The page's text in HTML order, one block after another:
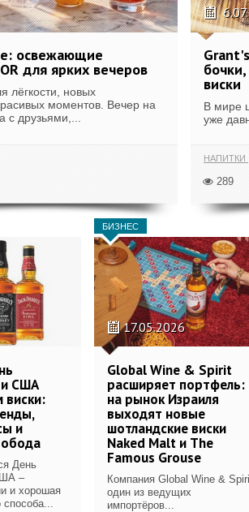
освежающие
для ярких вечеров
лёгкости, новых
моментов. Вечер на
с друзьями,...
виски
В мире
уже
НАПИТКИ
289
США
виски:
и
День
–
и хорошая
БИЗНЕС
17.05.2026
Global Wine & Spirit
расширяет портфель:
на рынок Израиля
выходят новые
шотландские виски
Naked Malt и The
Famous Grouse
Компания Global Wine &
один из ведущих
импортёров...